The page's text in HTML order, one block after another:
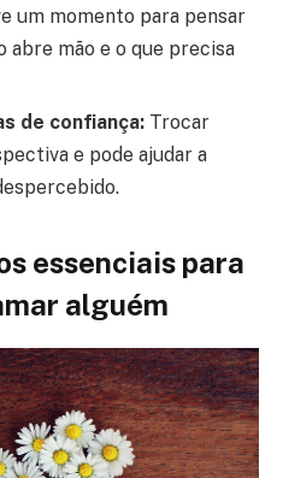
um momento para pensar
abre mão e o que precisa
de confiança: Trocar
e pode ajudar a
essenciais para
alguém